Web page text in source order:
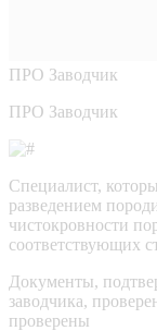
ПРО Заводчик
ПРО Заводчик
Специалист,
разведением
чистокровности
соответствующих
Документы,
заводчика,
проверены